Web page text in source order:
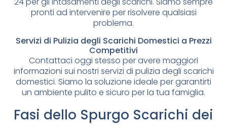
pronti ad intervenire per risolvere qualsiasi
problema.
Servizi di Pulizia degli Scarichi Domestici a Prezzi
Competitivi
Contattaci oggi stesso per avere maggiori
informazioni sui nostri servizi di pulizia degli scarichi
domestici. Siamo la soluzione ideale per garantirti
un ambiente pulito e sicuro per la tua famiglia.
Fasi dello Spurgo Scarichi dei